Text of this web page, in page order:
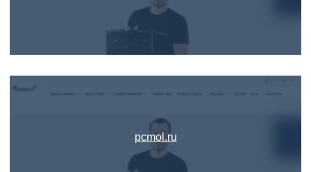
pcmol.ru